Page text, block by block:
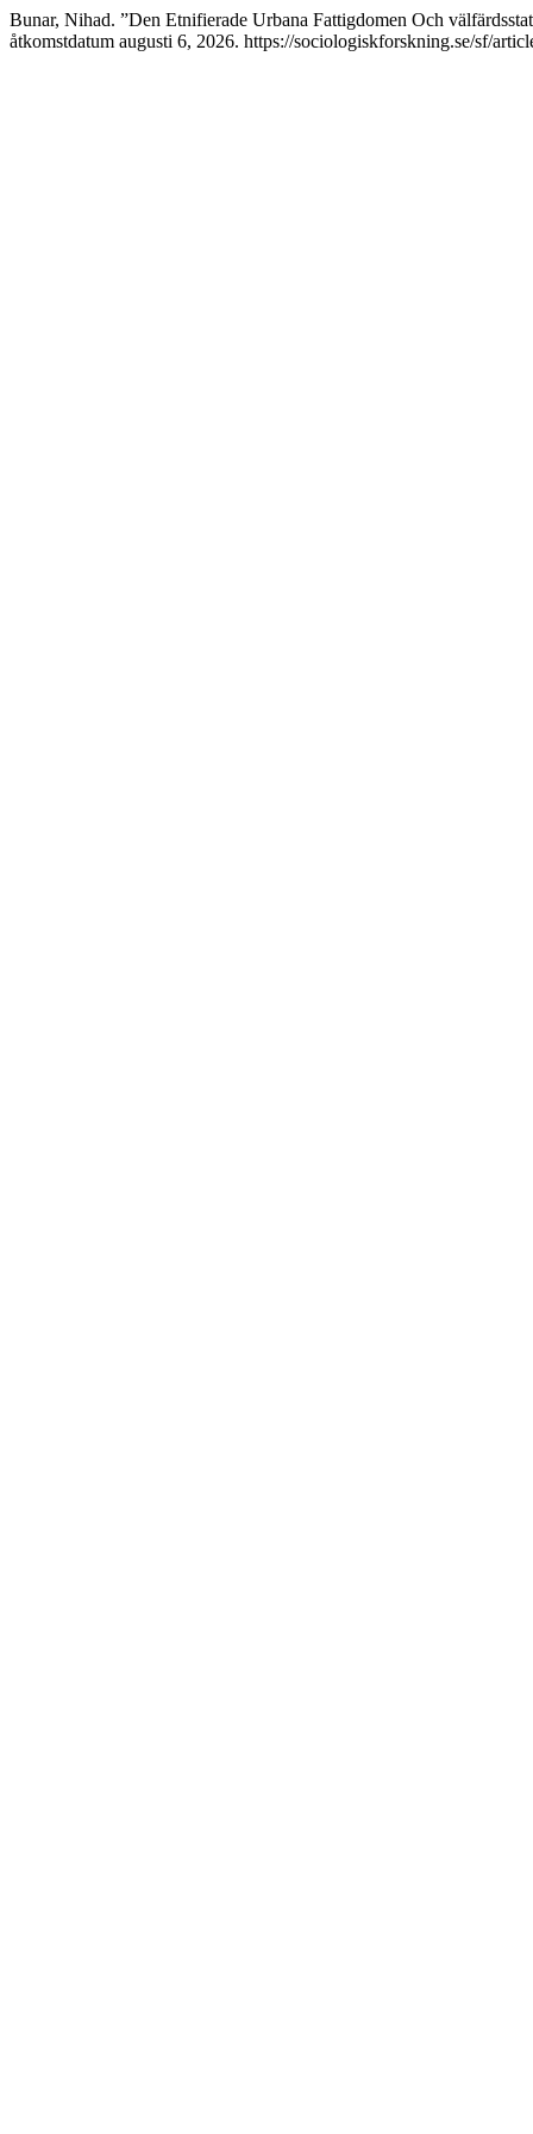
Bunar, Nihad. ”Den Etnifierade Urbana Fattigdomen Och
åtkomstdatum augusti 6, 2026. https://sociologiskforskning.se/sf/